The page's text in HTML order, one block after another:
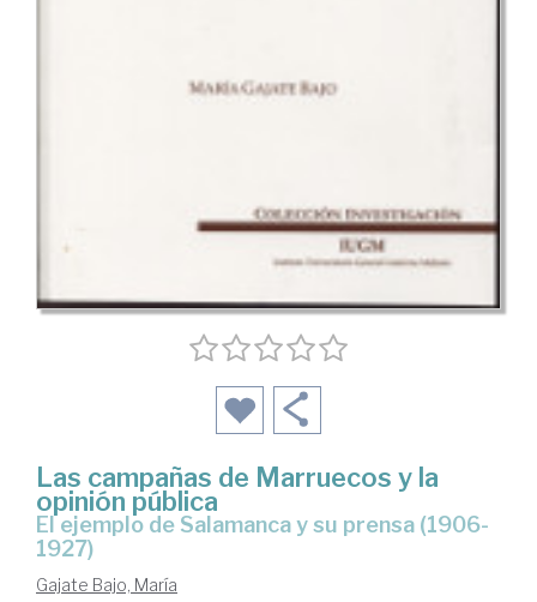
Las campañas de Marruecos y la
opinión pública
el ejemplo de Salamanca y su prensa (1906-
1927)
Gajate Bajo, María